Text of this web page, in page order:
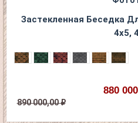
Застекленная Беседка
4х5,
880
890 000,00 ₽